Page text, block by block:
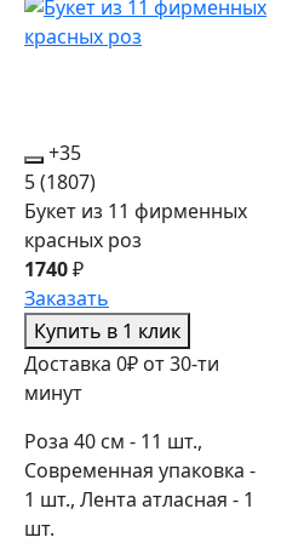
+35
5(1807)
Букет из 11 фирменных
красных роз
1740₽
Заказать
Купить в 1 клик
Доставка 0₽ от 30-ти
минут
Роза 40 см - 11 шт.,
Современная упаковка -
1 шт., Лента атласная - 1
шт.